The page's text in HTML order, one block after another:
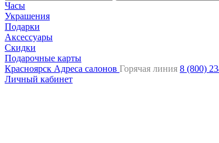
Часы
Украшения
Подарки
Аксессуары
Скидки
Подарочные карты
Красноярск Адреса салонов Горячая линия 8 (800)
Личный кабинет